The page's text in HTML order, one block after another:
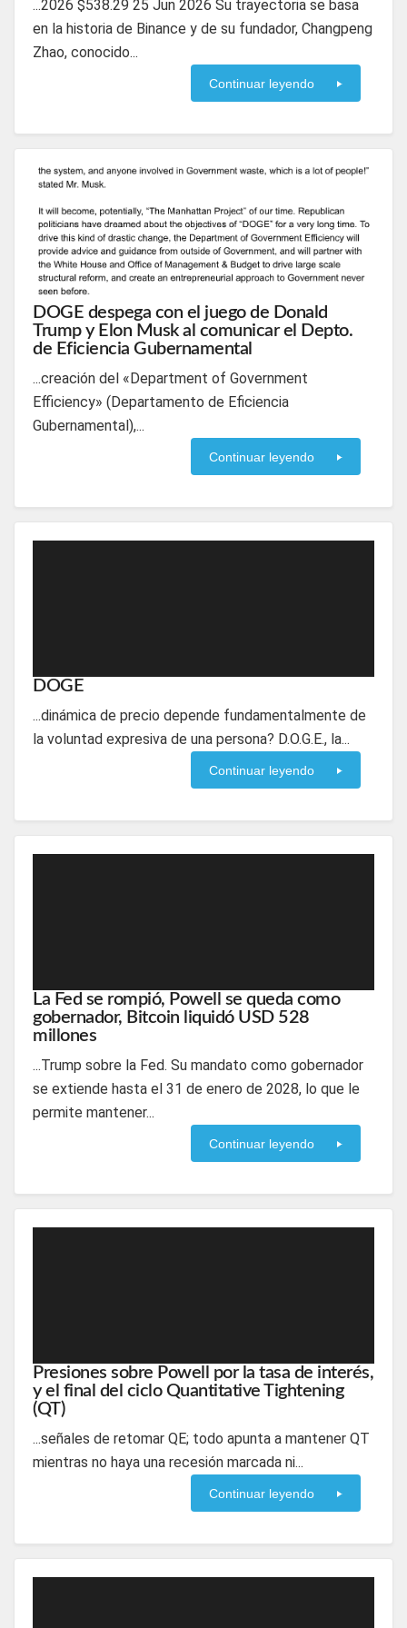
...2026 $538.29 25 Jun 2026 Su trayectoria se basa
en la historia de Binance y de su fundador, Changpeng
Zhao, conocido...
Continuar leyendo
DOGE despega con el juego de Donald
Trump y Elon Musk al comunicar el Depto.
de Eficiencia Gubernamental
...creación del «Department of Government
Efficiency» (Departamento de Eficiencia
Gubernamental),...
Continuar leyendo
DOGE
...dinámica de precio depende fundamentalmente de
la voluntad expresiva de una persona? D.O.G.E., la...
Continuar leyendo
La Fed se rompió, Powell se queda como
gobernador, Bitcoin liquidó USD 528
millones
...Trump sobre la Fed. Su mandato como gobernador
se extiende hasta el 31 de enero de 2028, lo que le
permite mantener...
Continuar leyendo
Presiones sobre Powell por la tasa de interés,
y el final del ciclo Quantitative Tightening
(QT)
...señales de retomar QE; todo apunta a mantener QT
mientras no haya una recesión marcada ni...
Continuar leyendo